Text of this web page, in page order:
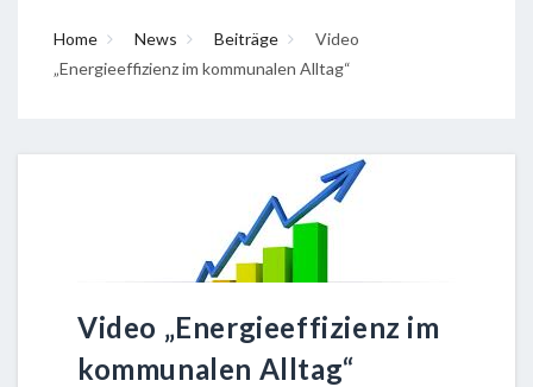
Home News Beiträge
Video
„Energieeffizienz im kommunalen Alltag“
Video „Energieeffizienz im
kommunalen Alltag“